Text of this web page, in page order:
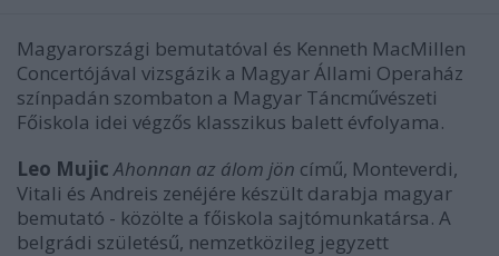
Magyarországi bemutatóval és Kenneth MacMillen
Concertójával vizsgázik a Magyar Állami Operaház
színpadán szombaton a Magyar Táncművészeti
Főiskola idei végzős klasszikus balett évfolyama.
Leo MujicAhonnan az álom jön című, Monteverdi,
Vitali és Andreis zenéjére készült darabja magyar
bemutató - közölte a főiskola sajtómunkatársa. A
belgrádi születésű, nemzetközileg jegyzett